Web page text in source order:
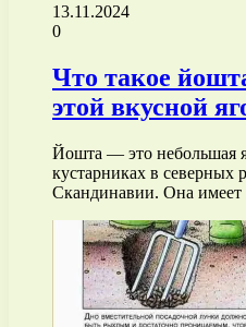
13.11.2024
0
Что такое
этой вкусной
Йошта — это небольшая
кустарниках в северных
Скандинавии. Она